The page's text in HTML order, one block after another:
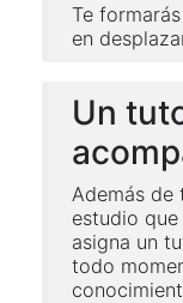
Te
en
Un
Además de
estudio
asigna un
todo